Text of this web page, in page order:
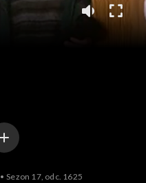
Sezon 17, odc. 1625